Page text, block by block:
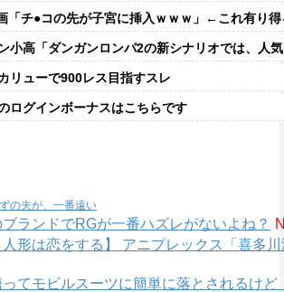
「チ●コの先が子宮に挿入ｗｗｗ」←これ有り
小高「ダンガンロンパ2の新シナリオでは、人
リューで900レス目指すスレ
ログインボーナスはこちらです
の夫が、一番遠い
ランドでRGが一番ハズレがないよね？
人形は恋をする】 アニプレックス「喜多
てモビルスーツに簡単に落とされるけど